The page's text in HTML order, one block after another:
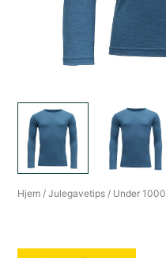
Hjem /Julegavetips / Under 1000